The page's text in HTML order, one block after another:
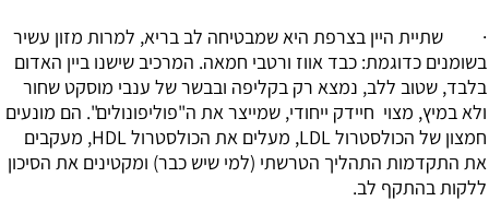
· שתיית היין בצרפת היא שמבטיחה לב בריא, למרות מזון עשיר
בשומנים כדוגמת: כבד אווז ורטבי חמאה. המרכיב שישנו ביין האדום
בלבד, שטוב ללב, נמצא רק בקליפה ובבשר של ענבי מוסקט שחור
ולא במיץ, מצוי חיידק ייחודי, שמייצר את ה"פוליפונולים". הם מונעים
חמצון של הכולסטרול LDL, מעלים את הכולסטרול HDL, מעקבים
את התקדמות התהליך הטרשתי (למי שיש כבר) ומקטינים את הסיכון
ללקות בהתקף לב.